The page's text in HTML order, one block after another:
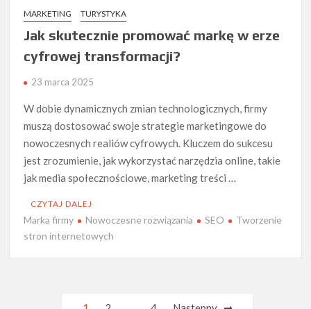
MARKETING TURYSTYKA
Jak skutecznie promować markę w erze
cyfrowej transformacji?
23 marca 2025
W dobie dynamicznych zmian technologicznych, firmy
muszą dostosować swoje strategie marketingowe do
nowoczesnych realiów cyfrowych. Kluczem do sukcesu
jest zrozumienie, jak wykorzystać narzędzia online, takie
jak media społecznościowe, marketing treści …
CZYTAJ DALEJ
Marka firmy Nowoczesne rozwiązania SEO
Tworzenie
stron internetowych
Nawigacja